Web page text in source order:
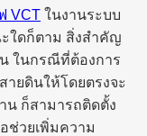
VCT ในงานระบบ
ใดก็ตาม สิ่งสำคัญ
ในกรณีที่ต้องการ
ายดินให้โดยตรงจะ
น ก็สามารถติดตั้ง
ช่วยเพิ่มความ